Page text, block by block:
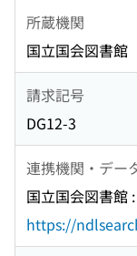
所蔵機関
国立国会図書館
請求記号
DG12-3
連携機関・デー
国立国会図書館
https://